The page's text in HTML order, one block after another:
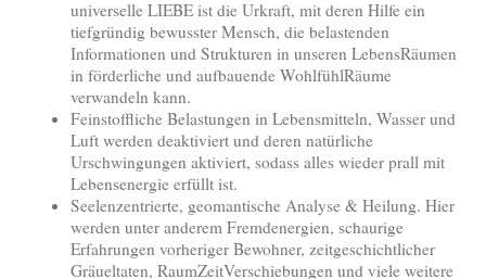
universelle LIEBE ist die Urkraft, mit deren Hilfe ein
tiefgründig bewusster Mensch, die belastenden
Informationen und Strukturen in unseren LebensRäumen
in förderliche und aufbauende WohlfühlRäume
verwandeln kann.
Feinstoffliche Belastungen in Lebensmitteln, Wasser und
Luft werden deaktiviert und deren natürliche
Urschwingungen aktiviert, sodass alles wieder prall mit
Lebensenergie erfüllt ist.
Seelenzentrierte, geomantische Analyse & Heilung. Hier
werden unter anderem Fremdenergien, schaurige
Erfahrungen vorheriger Bewohner, zeitgeschichtlicher
Gräueltaten, RaumZeitVerschiebungen und viele weitere